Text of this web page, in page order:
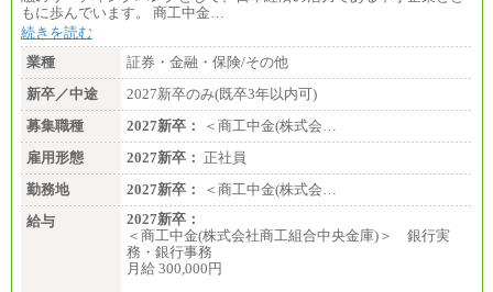
もに歩んでいます。 商工中金…
続きを読む
業種
証券・金融・保険/その他
新卒／中途
2027新卒のみ(既卒3年以内可)
募集職種
2027新卒：
＜商工中金(株式会…
雇用形態
2027新卒： 正社員
勤務地
2027新卒：
＜商工中金(株式会…
給与
2027新卒：
＜商工中金(株式会社商工組合中央金庫)＞ 銀行実
務・銀行事務
月給 300,000円